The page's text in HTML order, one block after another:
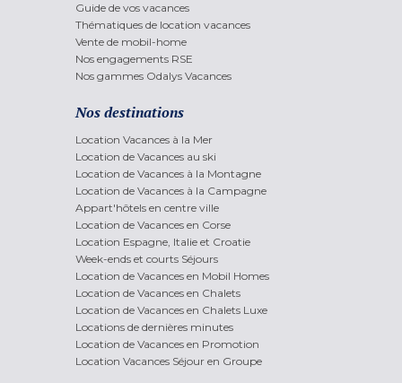
Guide de vos vacances
Thématiques de location vacances
Vente de mobil-home
Nos engagements RSE
Nos gammes Odalys Vacances
Nos destinations
Location Vacances à la Mer
Location de Vacances au ski
Location de Vacances à la Montagne
Location de Vacances à la Campagne
Appart'hôtels en centre ville
Location de Vacances en Corse
Location Espagne, Italie et Croatie
Week-ends et courts Séjours
Location de Vacances en Mobil Homes
Location de Vacances en Chalets
Location de Vacances en Chalets Luxe
Locations de dernières minutes
Location de Vacances en Promotion
Location Vacances Séjour en Groupe